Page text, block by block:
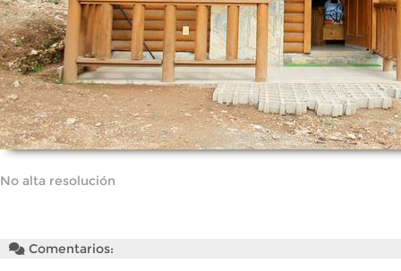
No alta resolución
Comentarios: